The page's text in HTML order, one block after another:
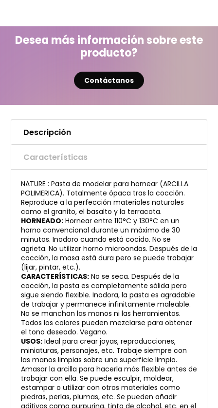
Desea más información sobre este
producto?
Contáctanos
Descripción
Características
NATURE : Pasta de modelar para hornear (ARCILLA
POLIMERICA). Totalmente ópaca tras la cocción.
Reproduce a la perfección materiales naturales
como el granito, el basalto y la terracota.
HORNEADO: Hornear entre 110°C y 130°C en un
horno convencional durante un máximo de 30
minutos. Inodoro cuando está cocido. No se
agrieta. No utilizar horno microondas. Después de la
cocción, la masa está dura pero se puede trabajar
(lijar, pintar, etc.).
CARACTERÍSTICAS: No se seca. Después de la
cocción, la pasta es completamente sólida pero
sigue siendo flexible. Inodora, la pasta es agradable
de trabajar y permanece infinitamente maleable.
No se manchan las manos ni las herramientas.
Todos los colores pueden mezclarse para obtener
el tono deseado. Vegano.
USOS: Ideal para crear joyas, reproducciones,
miniaturas, personajes, etc. Trabaje siempre con
las manos limpias sobre una superficie limpia.
Amasar la arcilla para hacerla más flexible antes de
trabajar con ella. Se puede esculpir, moldear,
estampar o utilizar con otros materiales como
piedras, perlas, plumas, etc. Se pueden añadir
aditivos como purpurina, tinta de alcohol, etc. en el